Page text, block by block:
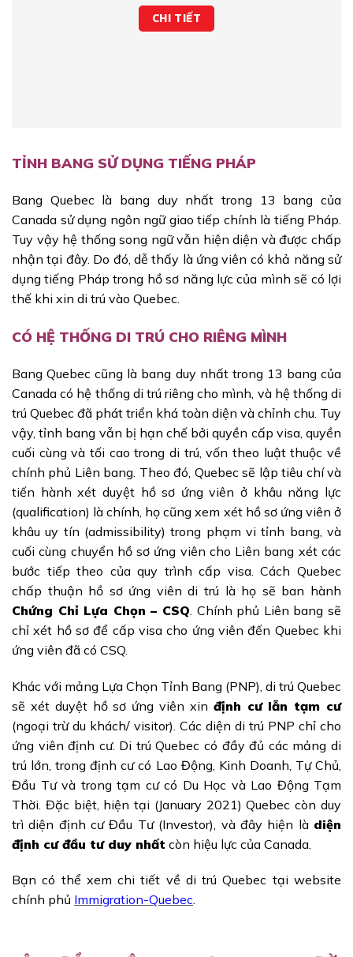
CHI TIẾT
TỈNH BANG SỬ DỤNG TIẾNG PHÁP
Bang Quebec là bang duy nhất trong 13 bang của
Canada sử dụng ngôn ngữ giao tiếp chính là tiếng Pháp.
Tuy vậy hệ thống song ngữ vẫn hiện diện và được chấp
nhận tại đây. Do đó, dễ thấy là ứng viên có khả năng sử
dụng tiếng Pháp trong hồ sơ năng lực của mình sẽ có lợi
thế khi xin di trú vào Quebec.
CÓ HỆ THỐNG DI TRÚ CHO RIÊNG MÌNH
Bang Quebec cũng là bang duy nhất trong 13 bang của
Canada có hệ thống di trú riêng cho mình, và hệ thống di
trú Quebec đã phát triển khá toàn diện và chỉnh chu. Tuy
vậy, tỉnh bang vẫn bị hạn chế bởi quyền cấp visa, quyền
cuối cùng và tối cao trong di trú, vốn theo luật thuộc về
chính phủ Liên bang. Theo đó, Quebec sẽ lập tiêu chí và
tiến hành xét duyệt hồ sơ ứng viên ở khâu năng lực
(qualification) là chính, họ cũng xem xét hồ sơ ứng viên ở
khâu uy tín (admissibility) trong phạm vi tỉnh bang, và
cuối cùng chuyển hồ sơ ứng viên cho Liên bang xét các
bước tiếp theo của quy trình cấp visa. Cách Quebec
chấp thuận hồ sơ ứng viên di trú là họ sẽ ban hành
Chứng Chỉ Lựa Chọn – CSQ . Chính phủ Liên bang sẽ
chỉ xét hồ sơ để cấp visa cho ứng viên đến Quebec khi
ứng viên đã có CSQ.
Khác với mảng Lựa Chọn Tỉnh Bang (PNP), di trú Quebec
sẽ xét duyệt hồ sơ ứng viên xin định cư lẫn tạm cư
(ngoại trừ du khách/ visitor). Các diện di trú PNP chỉ cho
ứng viên định cư. Di trú Quebec có đầy đủ các mảng di
trú lớn, trong định cư có Lao Động, Kinh Doanh, Tự Chủ,
Đầu Tư và trong tạm cư có Du Học và Lao Động Tạm
Thời. Đặc biệt, hiện tại (January 2021) Quebec còn duy
trì diện định cư Đầu Tư (Investor), và đây hiện là diện
định cư đầu tư duy nhất còn hiệu lực của Canada.
Bạn có thể xem chi tiết về di trú Quebec tại website
chính phủ Immigration-Quebec.